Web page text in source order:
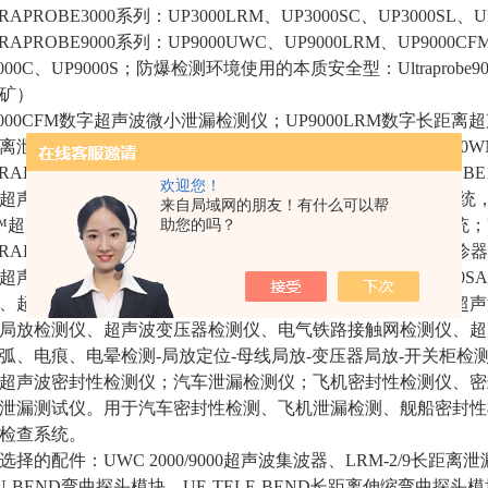
欢迎您！
来自局域网的朋友！有什么可以帮
助您的吗？
系列：UP3000LRM、UP3000SC、UP3000SL、
系列：UP9000UWC、UP9000LRM、
、UP9000S；防爆检测环境使用的本质安全型：
）
数字超声波微小泄漏检测仪；UP9000LRM数字长距离
泄漏放电检测仪；UP100WNWL；UP3000WNWL；
、UP10000超声波频谱分析仪；
声波全功能泄漏监测系统；UE-UCA586超声波状态报警系统
声波传感器，定制系统：UE-DS386系列泄漏实时检测系统；
Grease Caddy超声波润滑检测仪、轴承润滑听
声波测试仪器：绝缘子故障远距离检测仪；
超声波空冷岛检漏仪、超声波电气设备局部放电检测仪、超
放检测仪、超声波变压器检测仪、电气铁路接触网检测仪
、电痕、电晕检测-局放定位-母线局放-变压器局放-开关柜检
声波密封性检测仪；汽车泄漏检测仪；飞机密封性检测仪、
漏测试仪。用于汽车密封性检测、飞机泄漏检测、舰船密封
查系统。
择的配件：UWC 2000/9000超声波集波器、LRM-2/9长距离